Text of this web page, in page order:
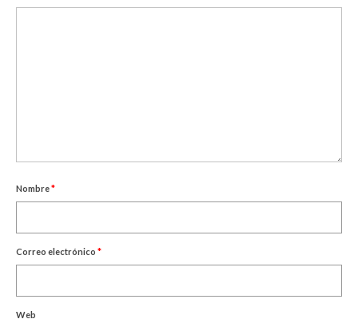
Nombre*
Correo electrónico *
Web